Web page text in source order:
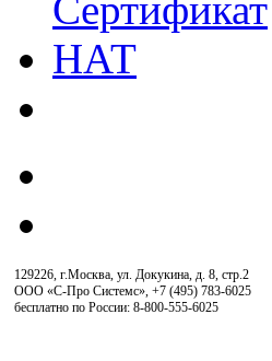
129226, г.Москва, ул. Докукина, д. 8, стр.2
ООО «С-Про Системс», +7 (495) 783-6025
бесплатно по России: 8-800-555-6025